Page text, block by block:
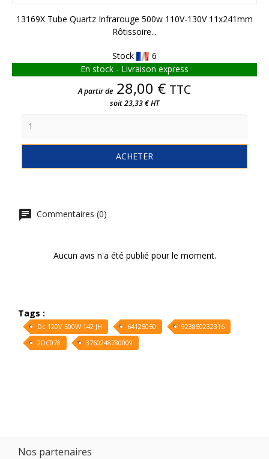
13169X Tube Quartz Infrarouge 500w 110V-130V 11x241mm
Rôtissoire...
Stock
6
En stock - Livraison express
Prix
A partir de 28,00 € TTC
soit 23,33 € HT
ACHETER
Commentaires (0)
Aucun avis n'a été publié pour le moment.
Tags :
Dc 120V 500W 142 JH 64125050
923850232316
2DC078
3760248780009
Nos partenaires